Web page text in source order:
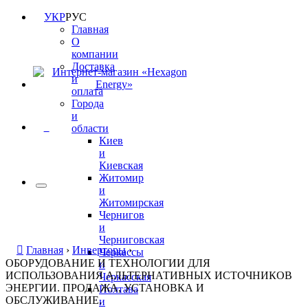
УКРРУС
Главная
О
компании
Доставка
и
оплата
Города
и
области
Киев
и
Киевская
Житомир
и
Житомирская
Чернигов
и
Черниговская
Черкассы
и
Черкасская
Полтава
и
Главная › Инверторы›
ОБОРУДОВАНИЕ И ТЕХНОЛОГИИ ДЛЯ
ИСПОЛЬЗОВАНИЯ АЛЬТЕРНАТИВНЫХ ИСТОЧНИКОВ
ЭНЕРГИИ. ПРОДАЖА, УСТАНОВКА И
ОБСЛУЖИВАНИЕ.